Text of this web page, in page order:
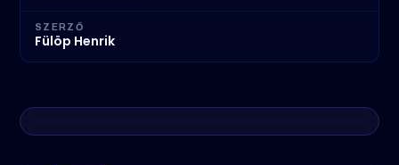
SZERZŐ
Fülöp Henrik